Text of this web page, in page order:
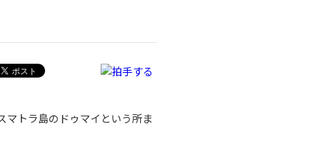
トラ島のドゥマイという所ま